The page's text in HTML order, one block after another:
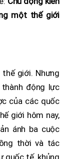
một thế giới
giới. Nhưng
động lực
của các quốc
giới hôm nay,
ánh ba cuộc
thời và tác
quốc tế, khủng